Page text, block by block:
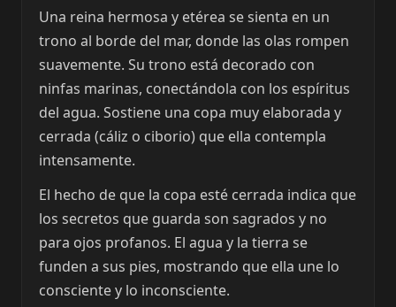
Una reina hermosa y etérea se sienta en un
trono al borde del mar, donde las olas rompen
suavemente. Su trono está decorado con
ninfas marinas, conectándola con los espíritus
del agua. Sostiene una copa muy elaborada y
cerrada (cáliz o ciborio) que ella contempla
intensamente.
El hecho de que la copa esté cerrada indica que
los secretos que guarda son sagrados y no
para ojos profanos. El agua y la tierra se
funden a sus pies, mostrando que ella une lo
consciente y lo inconsciente.